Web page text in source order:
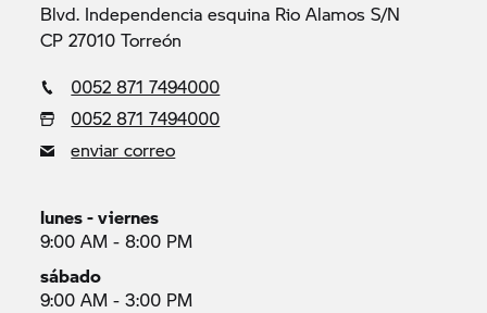
Blvd. Independencia esquina Rio Alamos S/N
CP 27010 Torreón
0052 871 7494000
0052 871 7494000
enviar correo
lunes - viernes
9:00 AM - 8:00 PM
sábado
9:00 AM - 3:00 PM